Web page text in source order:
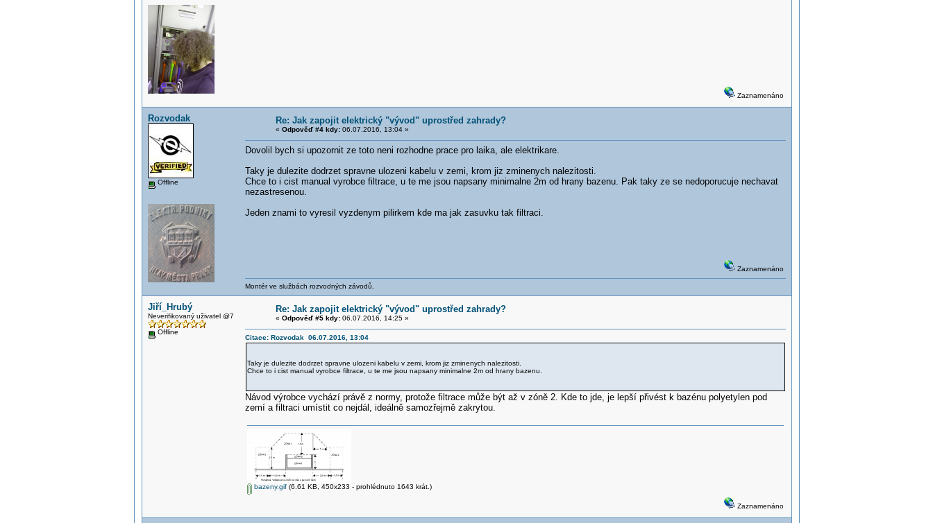
Zaznamenáno
Rozvodak
Offline
Re: Jak zapojit elektrický "vývod" uprostřed zahrady?
« Odpověď #4 kdy:06.07.2016, 13:04 »
Dovolil bych si upozornit ze toto neni rozhodne prace pro laika, ale elektrikare.
Taky je dulezite dodrzet spravne ulozeni kabelu v zemi, krom jiz zminenych nalezitosti.
Chce to i cist manual vyrobce filtrace, u te me jsou napsany minimalne 2m od hrany bazenu. Pak taky ze se nedoporucuje nechavat
nezastresenou.
Jeden znami to vyresil vyzdenym pilirkem kde ma jak zasuvku tak filtraci.
Zaznamenáno
Montér ve službách rozvodných závodů.
Jiří_Hrubý
Neverifikovaný uživatel @7
Offline
Re: Jak zapojit elektrický "vývod" uprostřed zahrady?
« Odpověď #5 kdy:06.07.2016, 14:25 »
Citace: Rozvodak 06.07.2016, 13:04
Taky je dulezite dodrzet spravne ulozeni kabelu v zemi, krom jiz zminenych nalezitosti.
Chce to i cist manual vyrobce filtrace, u te me jsou napsany minimalne 2m od hrany bazenu.
Návod výrobce vychází právě z normy, protože filtrace může být až v zóně 2. Kde to jde, je lepší přivést k bazénu polyetylen pod
zemí a filtraci umístit co nejdál, ideálně samozřejmě zakrytou.
bazeny.gif(6.61 KB, 450x233 - prohlédnuto 1643 krát.)
Zaznamenáno